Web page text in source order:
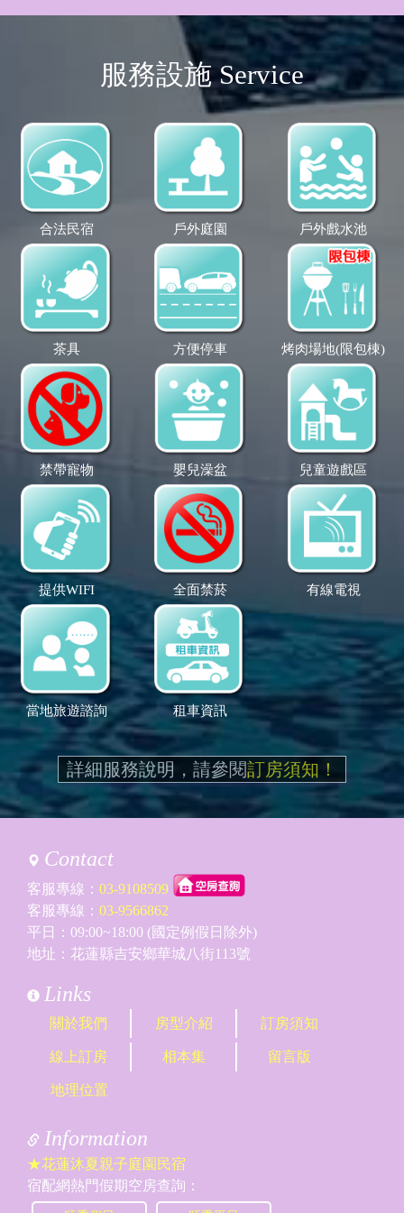
服務設施 Service
合法民宿 戶外庭園 戶外戲水池
茶具 方便停車 烤肉場地(限包棟)
禁帶寵物 嬰兒澡盆 兒童遊戲區
提供WIFI 全面禁菸 有線電視
當地旅遊諮詢 租車資訊
詳細服務說明，請參閱訂房須知！
Contact
客服專線： 03-9108509
客服專線： 03-9566862
平日：09:00~18:00 (國定例假日除外)
地址：花蓮縣吉安鄉華城八街113號
Links
關於我們 房型介紹 訂房須知
線上訂房 相本集 留言版
地理位置
Information
★花蓮沐夏親子庭園民宿
宿配網熱門假期空房查詢：